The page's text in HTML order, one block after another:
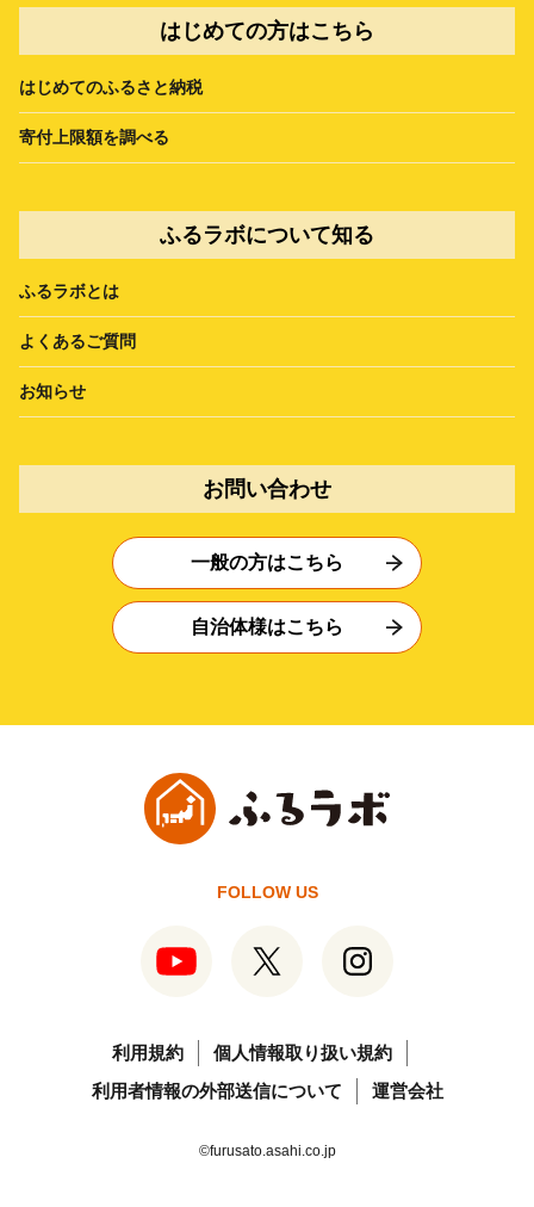
はじめての方はこちら
はじめてのふるさと納税
寄付上限額を調べる
ふるラボについて知る
ふるラボとは
よくあるご質問
お知らせ
お問い合わせ
一般の方はこちら
自治体様はこちら
FOLLOW US
利用規約
個人情報取り扱い規約
利用者情報の外部送信について
運営会社
©furusato.asahi.co.jp